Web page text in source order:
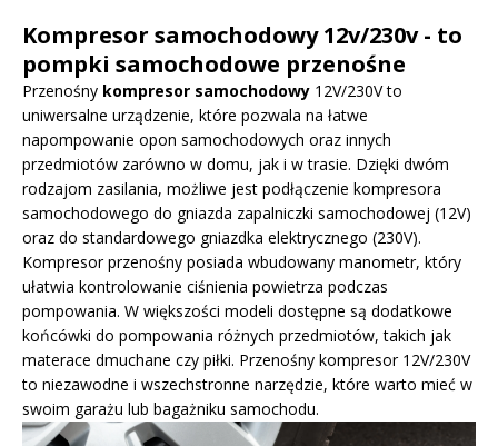
Kompresor samochodowy 12v/230v - to
pompki samochodowe przenośne
Przenośny kompresor samochodowy 12V/230V to
uniwersalne urządzenie, które pozwala na łatwe
napompowanie opon samochodowych oraz innych
przedmiotów zarówno w domu, jak i w trasie. Dzięki dwóm
rodzajom zasilania, możliwe jest podłączenie kompresora
samochodowego do gniazda zapalniczki samochodowej (12V)
oraz do standardowego gniazdka elektrycznego (230V).
Kompresor przenośny posiada wbudowany manometr, który
ułatwia kontrolowanie ciśnienia powietrza podczas
pompowania. W większości modeli dostępne są dodatkowe
końcówki do pompowania różnych przedmiotów, takich jak
materace dmuchane czy piłki. Przenośny kompresor 12V/230V
to niezawodne i wszechstronne narzędzie, które warto mieć w
swoim garażu lub bagażniku samochodu.